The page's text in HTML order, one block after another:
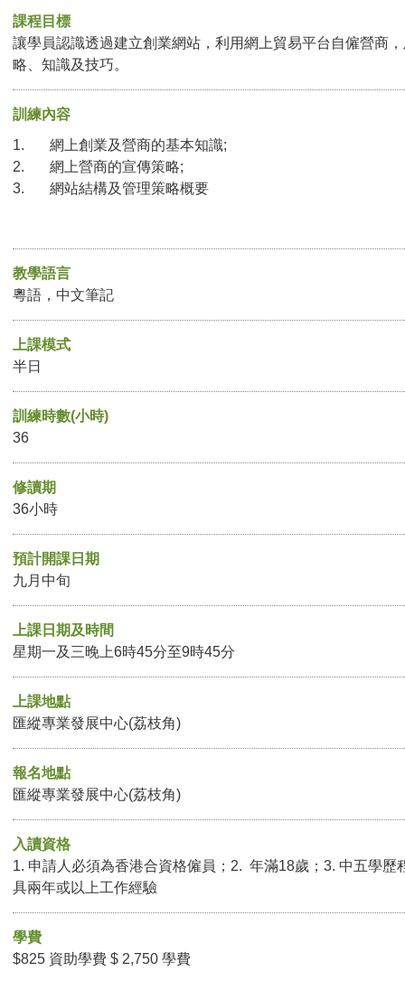
課程目標
讓學員認識透過建立創業網站，利用網上貿易平台自僱營商
略、知識及技巧。
訓練內容
1. 網上創業及營商的基本知識;
2. 網上營商的宣傳策略;
3. 網站結構及管理策略概要
教學語言
粵語，中文筆記
上課模式
半日
訓練時數(小時)
36
修讀期
36小時
預計開課日期
九月中旬
上課日期及時間
星期一及三晚上6時45分至9時45分
上課地點
匯縱專業發展中心(荔枝角)
報名地點
匯縱專業發展中心(荔枝角)
入讀資格
1. 申請人必須為香港合資格僱員；2. 年滿18歲；3. 中五學歷
具兩年或以上工作經驗
學費
$825 資助學費 $ 2,750 學費